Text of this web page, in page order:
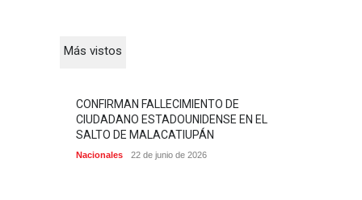
Más vistos
CONFIRMAN FALLECIMIENTO DE
CIUDADANO ESTADOUNIDENSE EN EL
SALTO DE MALACATIUPÁN
Nacionales 22 de junio de 2026